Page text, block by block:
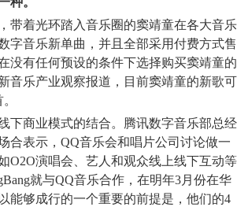
带着光环踏入音乐圈的窦靖童在各大音乐
字音乐新单曲，并且全部采用付费方式售
没有任何预设的条件下选择购买窦靖童的
音乐产业观察报道，目前窦靖童的新歌可
下商业模式的结合。腾讯数字音乐部总经
合表示，QQ音乐会和唱片公司讨论做一
O2O演唱会、艺人和观众线上线下互动等
就与QQ音乐合作，在明年3月份在华
能够成行的一个重要的前提是，他们的4